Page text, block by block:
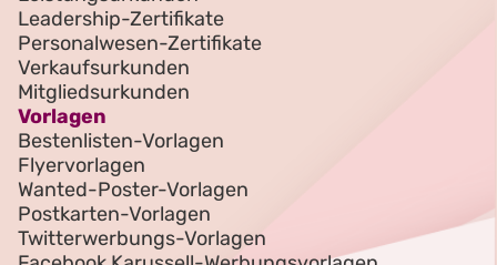
Leadership-Zertifikate
Personalwesen-Zertifikate
Verkaufsurkunden
Mitgliedsurkunden
Vorlagen
Bestenlisten-Vorlagen
Flyervorlagen
Wanted-Poster-Vorlagen
Postkarten-Vorlagen
Twitterwerbungs-Vorlagen